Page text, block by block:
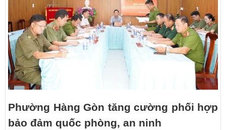
Phường Hàng Gòn tăng cường phối hợp
bảo đảm quốc phòng, an ninh